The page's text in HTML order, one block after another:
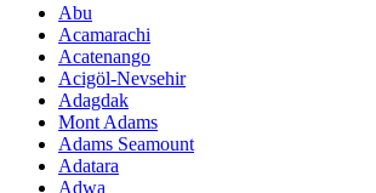
Abu
Acamarachi
Acatenango
Acigöl-Nevsehir
Adagdak
Mont Adams
Adams Seamount
Adatara
Adwa